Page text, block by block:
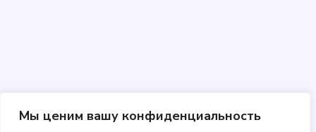
Мы ценим вашу конфиденциальность